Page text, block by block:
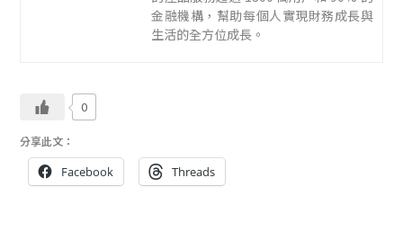
金融機構，幫助每個人實現財務成長與
生活的全方位成長。
0
分享此文：
Facebook Threads